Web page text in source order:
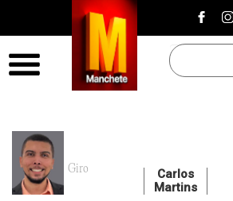
Pular para o conteúdo
Giro
Carlos
Martins